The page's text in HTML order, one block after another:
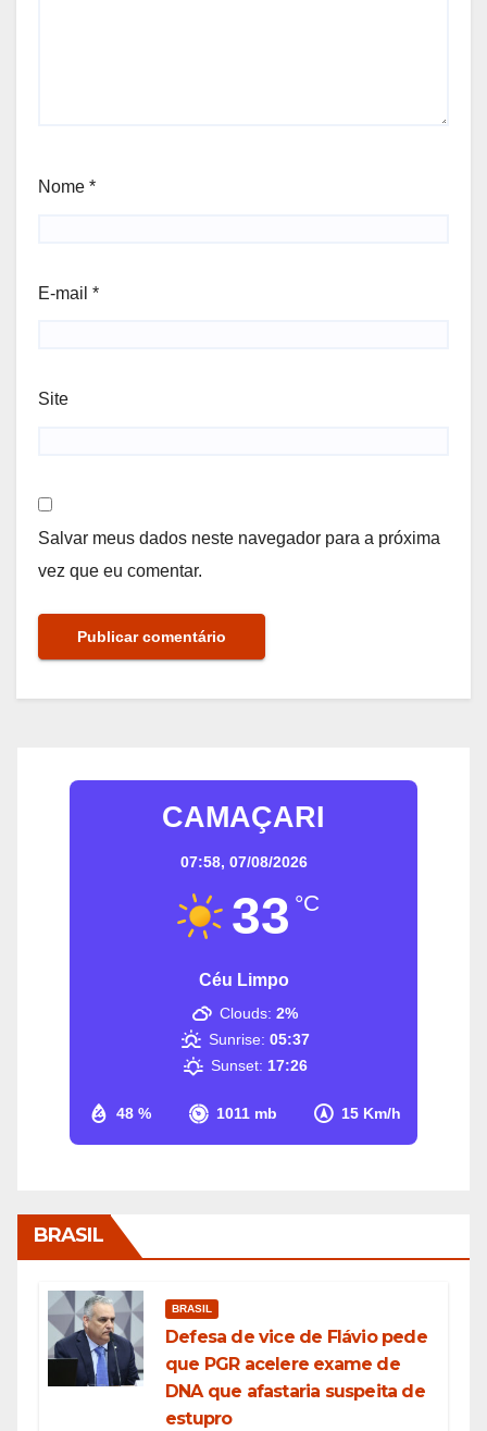
Nome *
E-mail *
Site
Salvar meus dados neste navegador para a próxima
vez que eu comentar.
CAMAÇARI
07:58, 07/08/2026
33 °C
Céu Limpo
48 % 1011 mb 15 Km/h
Clouds: 2%
Sunrise: 05:37
Sunset: 17:26
BRASIL
BRASIL
Defesa de vice de Flávio pede
que PGR acelere exame de
DNA que afastaria suspeita de
estupro